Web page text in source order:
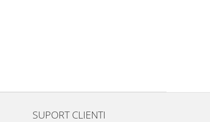
SUPORT CLIENTI